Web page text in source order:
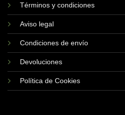
Términos y condiciones
Aviso legal
Condiciones de envío
Devoluciones
Política de Cookies